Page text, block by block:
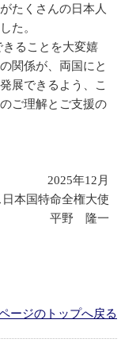
たくさんの日本人
た。
ることを大変嬉
関係が、両国にと
展できるよう、こ
ご理解とご支援の
2025年12月
本国特命全権大使
平野 隆一
ージのトップへ戻る